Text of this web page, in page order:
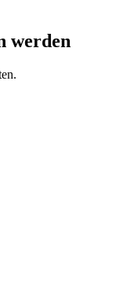
werden